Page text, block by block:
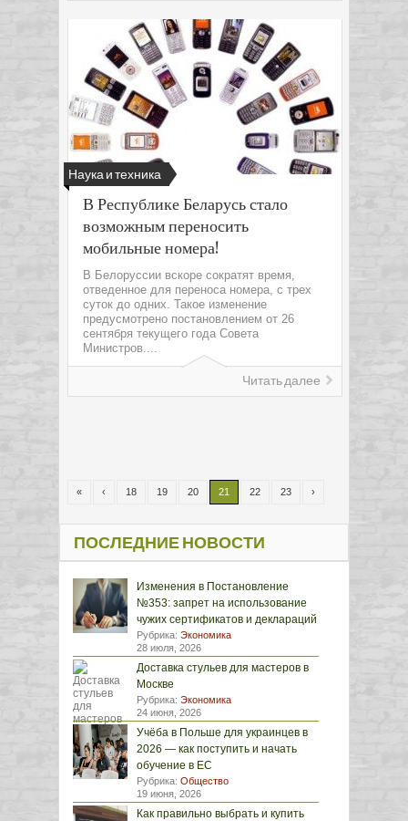
Наука и техника
В Республике Беларусь стало
возможным переносить
мобильные номера!
В Белоруссии вскоре сократят время,
отведенное для переноса номера, с трех
суток до одних. Такое изменение
предусмотрено постановлением от 26
сентября текущего года Совета
Министров....
Читать далее
« ‹ 18 19 20 21 22 23 ›
ПОСЛЕДНИЕ НОВОСТИ
Изменения в Постановление
№353: запрет на использование
чужих сертификатов и деклараций
Рубрика: Экономика
28 июля, 2026
Доставка стульев для мастеров в
Москве
Рубрика: Экономика
24 июня, 2026
Учёба в Польше для украинцев в
2026 — как поступить и начать
обучение в ЕС
Рубрика: Общество
19 июня, 2026
Как правильно выбрать и купить